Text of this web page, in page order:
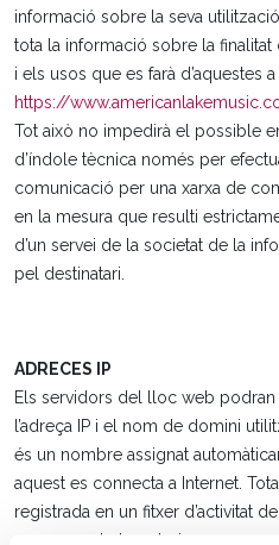
informació sobre la seva
tota la informació sobre la finalitat
i els usos que es farà d’aquestes a
https://
Tot això no impedirà el possible
d’índole tècnica només per
comunicació per una xarxa de
en la mesura que resulti
d’un servei de la societat de la
pel destinatari.
ADRECES IP
Els servidors del lloc web
l’adreça IP i el nom de domini
és un nombre assignat
aquest es connecta a Internet.
registrada en un fitxer d’activitat
que permet el posterior